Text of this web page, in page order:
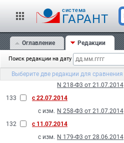
cистема
ГАРАНТ
Оглавление Редакции
Поиск редакции на дату
Выберите две редакции для сравнения
с изм.
N 105-Ф3 от 05.05.2014
N 142-Ф3 от 04.06.2014
134
с 02.08.2014
с изм.
N 227-Ф3 от 21.07.2014
N 277-Ф3 от 21.07.2014
N 274-Ф3 от 21.07.2014
N 218-Ф3 от 21.07.2014
133
с 22.07.2014
с изм. N 258-Ф3 от 21.07.2014
132
с 11.07.2014
с изм. N 179-Ф3 от 28.06.2014